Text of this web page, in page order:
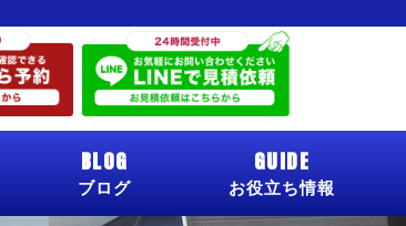
BLOG
ブログ
GUIDE
お役立ち情報